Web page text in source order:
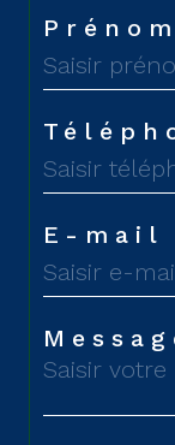
E-mail